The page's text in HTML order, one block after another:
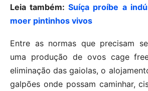
Leia também:Suíça proíbe a
moer pintinhos vivos
Entre as normas que precisam
uma produção de ovos cage
eliminação das gaiolas, o
galpões onde possam caminhar,